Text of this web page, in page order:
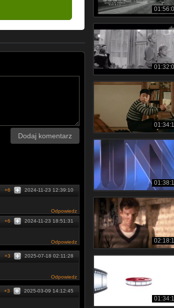
Dodaj komentarz
2024-11-23 12:39:10
+6
Odpowiedz
2024-11-23 18:51:31
+6
Odpowiedz
2025-07-18 02:11:28
+3
Odpowiedz
2025-03-09 14:12:45
+3